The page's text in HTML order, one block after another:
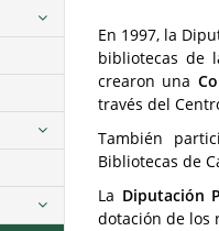
En 1997, la
bibliotecas de
crearon una
través del
También
Bibliotecas de
La Diputación
dotación de los